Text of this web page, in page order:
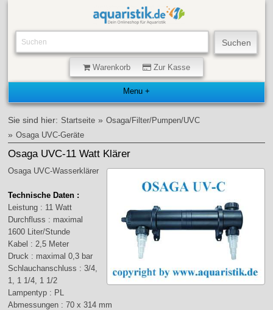
Warenkorb Zur Kasse
Sie sind hier: Startseite » Osaga/Filter/Pumpen/UVC
» Osaga UVC-Geräte
Osaga UVC-11 Watt Klärer
Osaga UVC-Wasserklärer
Technische Daten :
Leistung : 11 Watt
Durchfluss : maximal
1600 Liter/Stunde
Kabel : 2,5 Meter
Druck : maximal 0,3 bar
Schlauchanschluss : 3/4,
1, 1 1/4, 1 1/2
Lampentyp : PL
Abmessungen : 70 x 314 mm